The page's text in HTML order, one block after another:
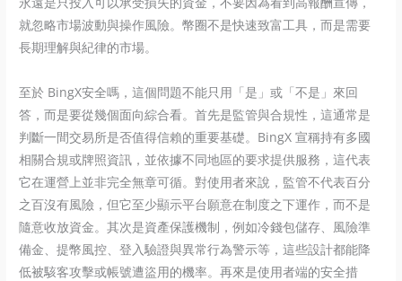
就忽略市場波動與操作風險。幣圈不是快速致富工具，而是需要
長期理解與紀律的市場。
至於 BingX安全嗎，這個問題不能只用「是」或「不是」來回
答，而是要從幾個面向綜合看。首先是監管與合規性，這通常是
判斷一間交易所是否值得信賴的重要基礎。BingX 宣稱持有多國
相關合規或牌照資訊，並依據不同地區的要求提供服務，這代表
它在運營上並非完全無章可循。對使用者來說，監管不代表百分
之百沒有風險，但它至少顯示平台願意在制度之下運作，而不是
隨意收放資金。其次是資產保護機制，例如冷錢包儲存、風險準
備金、提幣風控、登入驗證與異常行為警示等，這些設計都能降
低被駭客攻擊或帳號遭盜用的機率。再來是使用者端的安全措